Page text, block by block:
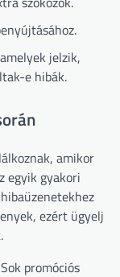
jelzik,
e hibák.
amikor
egyik gyakori
ezért ügyelj
promóciós